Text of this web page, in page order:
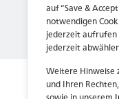
auf “Save &
notwendigen
jederzeit aufrufen
jederzeit
Weitere Hinweise
und Ihren